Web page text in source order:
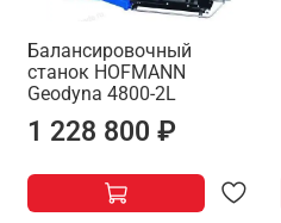
Балансировочный
станок HOFMANN
Geodyna 4800-2L
1 228 800 ₽